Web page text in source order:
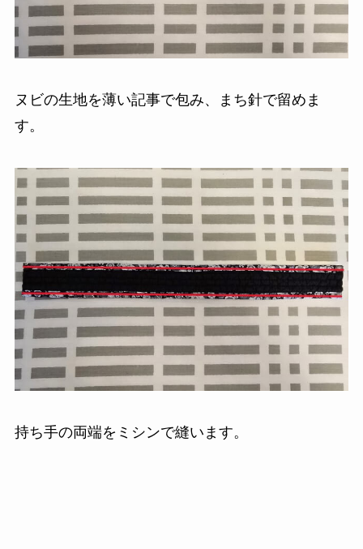
ヌビの生地を薄い記事で包み、まち針で留めま
す。
持ち手の両端をミシンで縫います。